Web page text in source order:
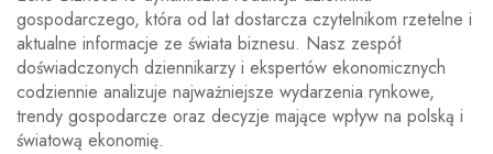
gospodarczego, która od lat dostarcza czytelnikom rzetelne i
aktualne informacje ze świata biznesu. Nasz zespół
doświadczonych dziennikarzy i ekspertów ekonomicznych
codziennie analizuje najważniejsze wydarzenia rynkowe,
trendy gospodarcze oraz decyzje mające wpływ na polską i
światową ekonomię.